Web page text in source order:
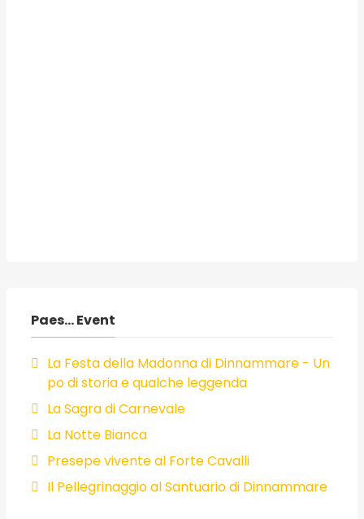
Paes... Event
La Festa della Madonna di Dinnammare - Un
po di storia e qualche leggenda
La Sagra di Carnevale
La Notte Bianca
Presepe vivente al Forte Cavalli
Il Pellegrinaggio al Santuario di Dinnammare